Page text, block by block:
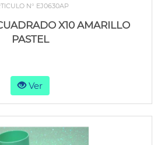
N° EJ0630AP
X10 AMARILLO
PASTEL
Ver